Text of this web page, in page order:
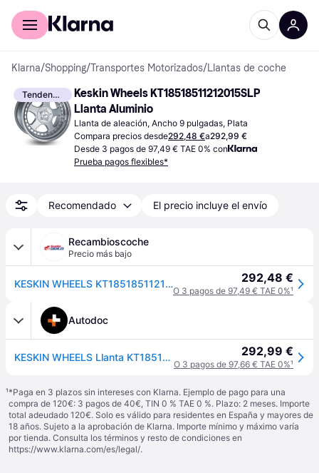
Comprar con Klarna
Klarna/Shopping/Transportes Motorizados/Llantas de coche
Tendencia
Keskin Wheels KT18518511212015SLP
Llanta Aluminio
Llanta de aleación, Ancho 9 pulgadas, Plata
Compara precios desde292,48 €a292,99 €
Desde 3 pagos de 97,49 € TAE 0% con
Prueba pagos flexibles*
Recomendado El precio incluye el envío
Recambioscoche
Precio más bajo
KESKIN WHEELS KT18518511212015SLP Llanta Aluminio 292,48 €
O 3 pagos de 97,49 € TAE 0%¹
Autodoc
KESKIN WHEELS Llanta KT18518511212015SLP 292,99 €
O 3 pagos de 97,66 € TAE 0%¹
¹*Paga en 3 plazos sin intereses con Klarna. Ejemplo de pago para una
compra de 120€: 3 pagos de 40€, TIN 0 % TAE 0 %. Plazo: 2 meses. Importe
total adeudado 120€. Solo es válido para residentes en España y mayores de
18 años. Sujeto a la aprobación de Klarna. Importe mínimo y máximo varía
por tienda. Consulta los términos y resto de condiciones en
https://www.klarna.com/es/legal/.